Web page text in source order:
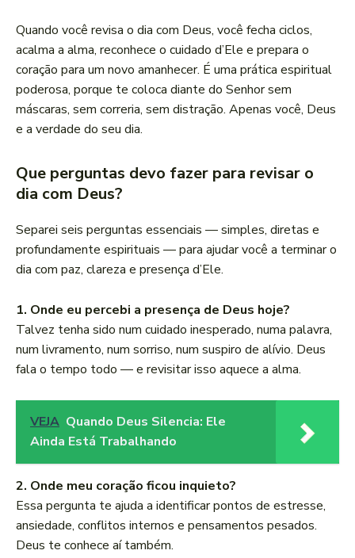
Quando você revisa o dia com Deus, você fecha ciclos,
acalma a alma, reconhece o cuidado d’Ele e prepara o
coração para um novo amanhecer. É uma prática espiritual
poderosa, porque te coloca diante do Senhor sem
máscaras, sem correria, sem distração. Apenas você, Deus
e a verdade do seu dia.
Que perguntas devo fazer para revisar o
dia com Deus?
Separei seis perguntas essenciais — simples, diretas e
profundamente espirituais — para ajudar você a terminar o
dia com paz, clareza e presença d’Ele.
1. Onde eu percebi a presença de Deus hoje?
Talvez tenha sido num cuidado inesperado, numa palavra,
num livramento, num sorriso, num suspiro de alívio. Deus
fala o tempo todo — e revisitar isso aquece a alma.
VEJA Quando Deus Silencia: Ele
Ainda Está Trabalhando
2. Onde meu coração ficou inquieto?
Essa pergunta te ajuda a identificar pontos de estresse,
ansiedade, conflitos internos e pensamentos pesados.
Deus te conhece aí também.